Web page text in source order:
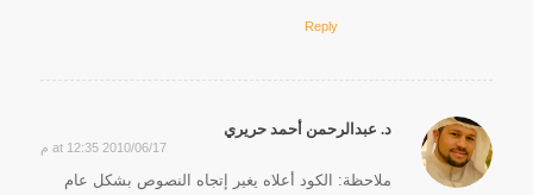
Reply
د. عبدالرحمن أحمد حريري
2010/06/17 at 12:35 م
ملاحظة: الكود أعلاه يغير إتجاه النصوص بشكل عام